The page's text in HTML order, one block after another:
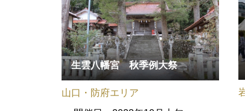
生雲八幡宮 秋季例大祭
山口・防府エリア